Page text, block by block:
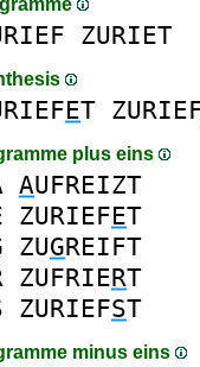
ZURIET
ET
plus eins
AUFREIZT
ZURIEFET
ZUGREIFT
ZUFRIERT
ZURIEFST
minus eins